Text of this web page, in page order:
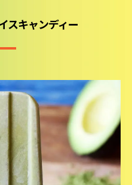
スキャンディー